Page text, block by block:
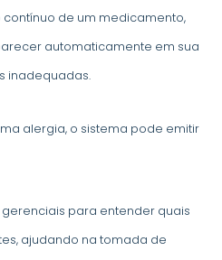
de um medicamento,
automaticamente em sua
inadequadas.
alergia, o sistema pode emitir
para entender quais
ajudando na tomada de